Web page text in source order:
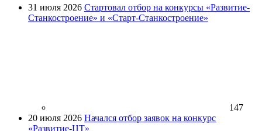
31 июля 2026 Стартовал отбор на конкурсы «Развитие-
Станкостроение» и «Старт-Станкостроение»
147
20 июля 2026 Начался отбор заявок на конкурс
«Развитие-ЦТ»